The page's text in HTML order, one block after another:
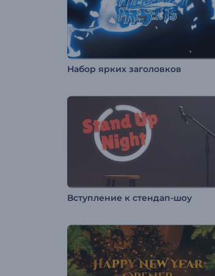
Набор ярких заголовков
Вступление к стендап-шоу